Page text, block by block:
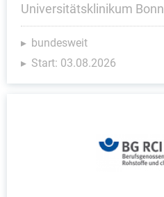
Universitätsklinikum Bonn
bundesweit
Start: 03.08.2026